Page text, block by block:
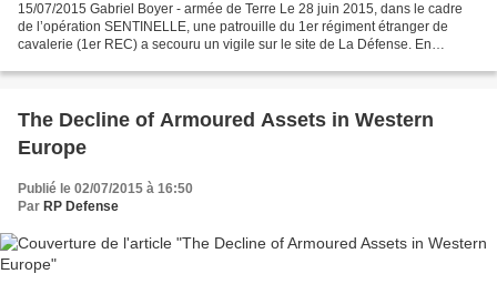
15/07/2015 Gabriel Boyer - armée de Terre Le 28 juin 2015, dans le cadre
de l’opération SENTINELLE, une patrouille du 1er régiment étranger de
cavalerie (1er REC) a secouru un vigile sur le site de La Défense. En
The Decline of Armoured Assets in Western
Europe
Publié le 02/07/2015 à 16:50
Par RP Defense